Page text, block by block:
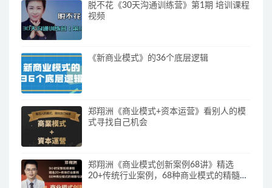
脱不花《30天沟通训练营》第1期 培训课程
视频
《新商业模式》的36个底层逻辑
郑翔洲《商业模式+资本运营》看别人的模
式寻找自己机会
郑翔洲《商业模式创新案例68讲》精选
20+传统行业案例，68种商业模式的精髓与